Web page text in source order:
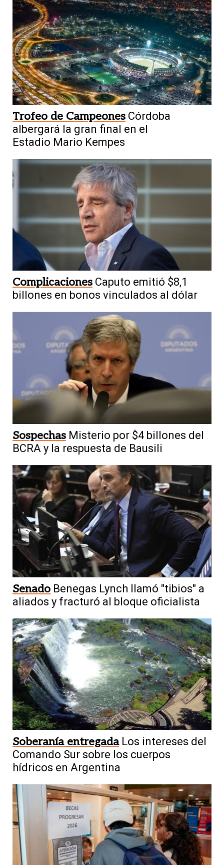
Trofeo de Campeones Córdoba
albergará la gran final en el
Estadio Mario Kempes
Complicaciones Caputo emitió $8,1
billones en bonos vinculados al dólar
Sospechas Misterio por $4 billones del
BCRA y la respuesta de Bausili
Senado Benegas Lynch llamó "tibios" a
aliados y fracturó al bloque oficialista
Soberanía entregada Los intereses del
Comando Sur sobre los cuerpos
hídricos en Argentina